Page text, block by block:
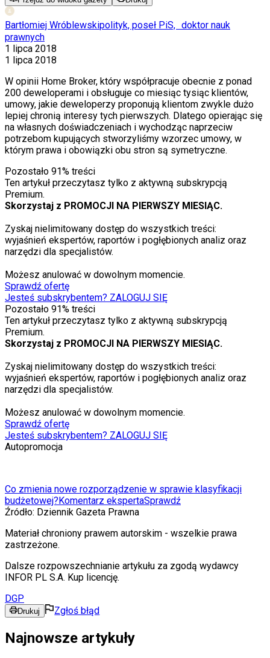
Bartłomiej Wróblewskipolityk, poseł PiS, doktor nauk
prawnych
1 lipca 2018
1 lipca 2018
W opinii Home Broker, który współpracuje obecnie z ponad
200 deweloperami i obsługuje co miesiąc tysiąc klientów,
umowy, jakie deweloperzy proponują klientom zwykle dużo
lepiej chronią interesy tych pierwszych. Dlatego opierając się
na własnych doświadczeniach i wychodząc naprzeciw
potrzebom kupujących stworzyliśmy wzorzec umowy, w
którym prawa i obowiązki obu stron są symetryczne.
Pozostało 91% treści
Ten artykuł przeczytasz tylko z aktywną subskrypcją
Premium.
Skorzystaj z PROMOCJI NA PIERWSZY MIESIĄC.
Zyskaj nielimitowany dostęp do wszystkich treści:
wyjaśnień ekspertów, raportów i pogłębionych analiz oraz
narzędzi dla specjalistów.
Możesz anulować w dowolnym momencie.
Sprawdź ofertę
Jesteś subskrybentem? ZALOGUJ SIĘ
Pozostało 91% treści
Ten artykuł przeczytasz tylko z aktywną subskrypcją
Premium.
Skorzystaj z PROMOCJI NA PIERWSZY MIESIĄC.
Zyskaj nielimitowany dostęp do wszystkich treści:
wyjaśnień ekspertów, raportów i pogłębionych analiz oraz
narzędzi dla specjalistów.
Możesz anulować w dowolnym momencie.
Sprawdź ofertę
Jesteś subskrybentem? ZALOGUJ SIĘ
Autopromocja
Co zmienia nowe rozporządzenie w sprawie klasyfikacji
budżetowej?Komentarz ekspertaSprawdź
Źródło: Dziennik Gazeta Prawna
Materiał chroniony prawem autorskim - wszelkie prawa
zastrzeżone.
Dalsze rozpowszechnianie artykułu za zgodą wydawcy
INFOR PL S.A. Kup licencję.
DGP
Drukuj Zgłoś błąd
Najnowsze artykuły